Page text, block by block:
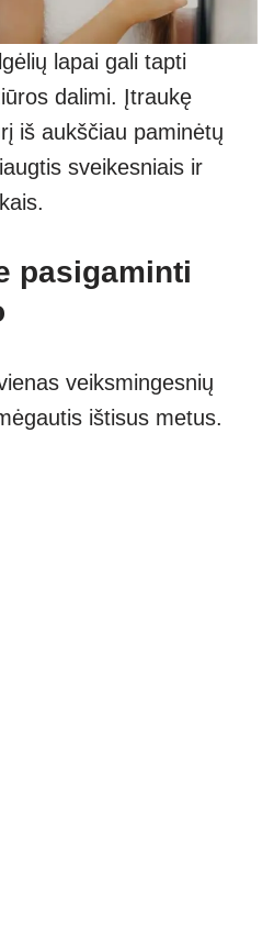
lapai gali tapti
dalimi. Įtraukę
iš aukščiau paminėtų
sveikesniais ir
pasigaminti
veiksmingesnių
ištisus metus.